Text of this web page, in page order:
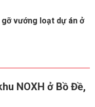
vướng loạt dự án ở
NOXH ở Bồ Đề,